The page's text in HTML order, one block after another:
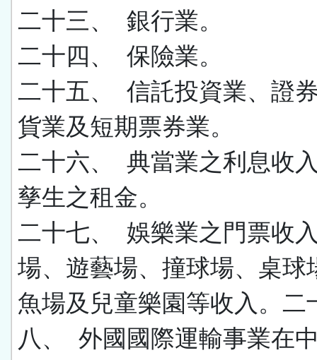
二十三、 銀行業。
二十四、 保險業。
二十五、 信託投資業、證
貨業及短期票券業。
二十六、 典當業之利息收
孳生之租金。
二十七、
娛樂業之門票收
場、遊藝場、撞球場、桌球
魚場及兒童樂園等收入。二
八、
外國國際運輸事業在